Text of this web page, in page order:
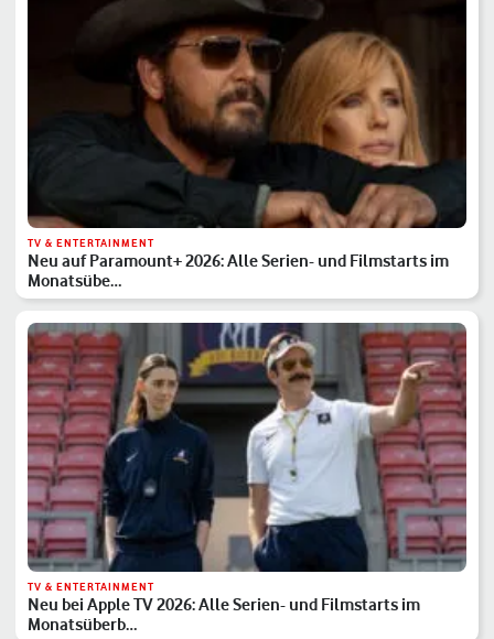
TV & ENTERTAINMENT
Neu auf Paramount+ 2026: Alle Serien- und Filmstarts im
Monatsübe…
TV & ENTERTAINMENT
Neu bei Apple TV 2026: Alle Serien- und Filmstarts im
Monatsüberb…